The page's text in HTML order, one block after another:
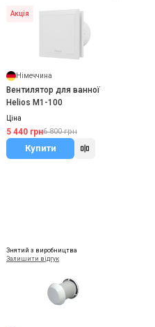
Акція
Німеччина
Вентилятор для ванної
Helios M1-100
Ціна
5 440 грн6 800 грн
Купити
Знятий з виробництва
Залишити відгук